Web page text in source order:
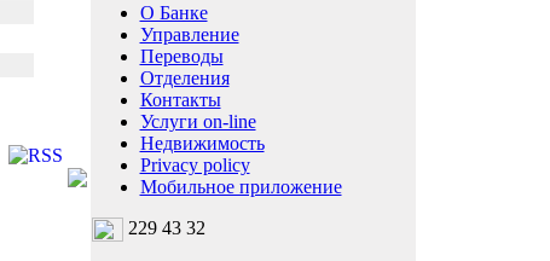
О Банке
Управление
Переводы
Отделения
Контакты
Услуги on-line
Недвижимость
Privacy policy
Мобильное приложение
229 43 32